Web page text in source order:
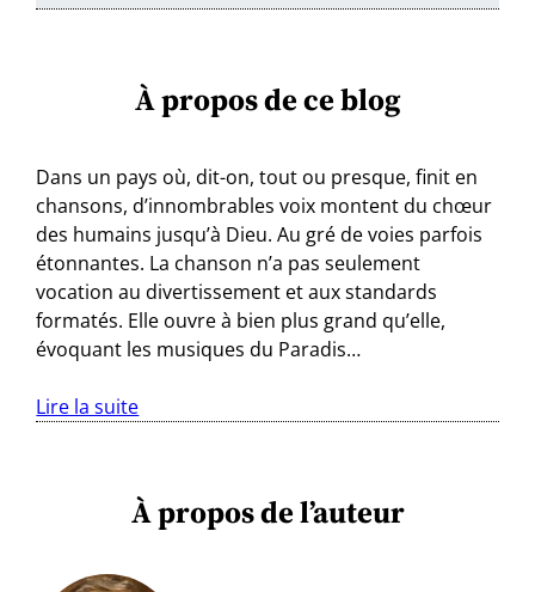
À propos de ce blog
Dans un pays où, dit-on, tout ou presque, finit en
chansons, d’innombrables voix montent du chœur
des humains jusqu’à Dieu. Au gré de voies parfois
étonnantes. La chanson n’a pas seulement
vocation au divertissement et aux standards
formatés. Elle ouvre à bien plus grand qu’elle,
évoquant les musiques du Paradis…
Lire la suite
À propos de l’auteur